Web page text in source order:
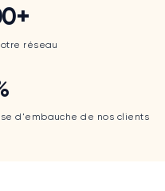
+80 000
réseau
90
d'embauche de nos clients